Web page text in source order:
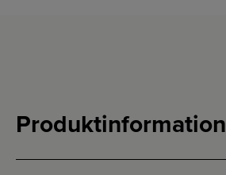
Produktinformation